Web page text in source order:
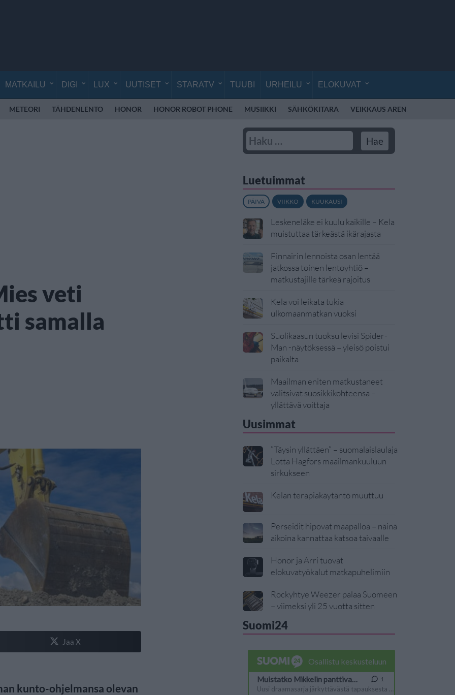
MATKAILU DIGI LUX UUTISET STARATV TUUBI URHEILU ELOKUVAT
METEORI TÄHDENLENTO HONOR HONOR ROBOT PHONE MUSIIKKI SÄHKÖKITARA VEIKKAUS ARENA
veti
samalla
Jaa X
kunto-ohjelmansa olevan
Luetuimmat
PÄIVÄ VIIKKO KUUKAUSI
Leskeneläke ei kuulu kaikille – Kela
muistuttaa tärkeästä ikärajasta
Finnairin lennoista osan lentää
jatkossa toinen lentoyhtiö –
matkustajille tärkeä rajoitus
Kela voi leikata tukia
ulkomaanmatkan vuoksi
Suolikaasun tuoksu levisi Spider-
Man -näytöksessä – yleisö poistui
paikalta
Maailman eniten matkustaneet
valitsivat suosikkikohteensa –
yllättävä voittaja
Uusimmat
”Täysin yllättäen” – suomalaislaulaja
Lotta Hagfors maailmankuuluun
sirkukseen
Kelan terapiakäytäntö muuttuu
Perseidit hipovat maapalloa – näinä
aikoina kannattaa katsoa taivaalle
Honor ja Arri tuovat
elokuvatyökalut matkapuhelimiin
Rockyhtye Weezer palaa Suomeen
– viimeksi yli 25 vuotta sitten
Suomi24